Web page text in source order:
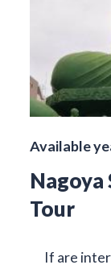
Available
Nagoya
Tour
If are